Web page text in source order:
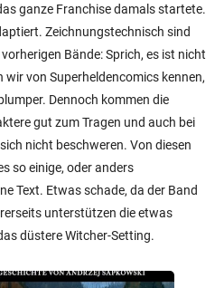
ganze Franchise damals startete.
Zeichnungstechnisch sind
Bände: Sprich, es ist nicht
wir von Superheldencomics kennen,
Dennoch kommen die
gut zum Tragen und auch bei
nicht beschweren. Von diesen
so einige, oder anders
Text. Etwas schade, da der Band
unterstützen die etwas
düstere Witcher-Setting.